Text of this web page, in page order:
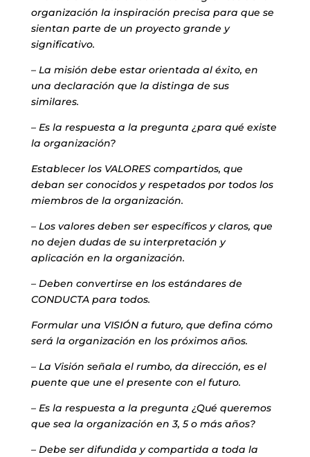
organización la inspiración precisa para que se
sientan parte de un proyecto grande y
significativo.
– La misión debe estar orientada al éxito, en
una declaración que la distinga de sus
similares.
– Es la respuesta a la pregunta ¿para qué existe
la organización?
Establecer los VALORES compartidos, que
deban ser conocidos y respetados por todos los
miembros de la organización.
– Los valores deben ser específicos y claros, que
no dejen dudas de su interpretación y
aplicación en la organización.
– Deben convertirse en los estándares de
CONDUCTA para todos.
Formular una VISIÓN a futuro, que defina cómo
será la organización en los próximos años.
– La Visión señala el rumbo, da dirección, es el
puente que une el presente con el futuro.
– Es la respuesta a la pregunta ¿Qué queremos
que sea la organización en 3, 5 o más años?
– Debe ser difundida y compartida a toda la